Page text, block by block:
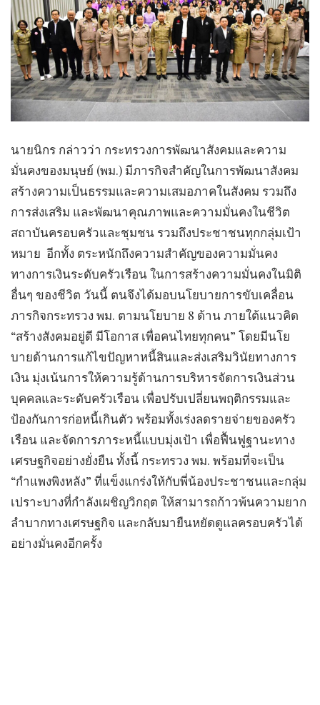
นายนิกร กล่าวว่า กระทรวงการพัฒนาสังคมและความ
มั่นคงของมนุษย์ (พม.) มีภารกิจสำคัญในการพัฒนาสังคม
สร้างความเป็นธรรมและความเสมอภาคในสังคม รวมถึง
การส่งเสริม และพัฒนาคุณภาพและความมั่นคงในชีวิต
สถาบันครอบครัวและชุมชน รวมถึงประชาชนทุกกลุ่มเป้า
หมาย อีกทั้ง ตระหนักถึงความสำคัญของความมั่นคง
ทางการเงินระดับครัวเรือน ในการสร้างความมั่นคงในมิติ
อื่นๆ ของชีวิต วันนี้ ตนจึงได้มอบนโยบายการขับเคลื่อน
ภารกิจกระทรวง พม. ตามนโยบาย 8 ด้าน ภายใต้แนวคิด
“สร้างสังคมอยู่ดี มีโอกาส เพื่อคนไทยทุกคน” โดยมีนโย
บายด้านการแก้ไขปัญหาหนี้สินและส่งเสริมวินัยทางการ
เงิน มุ่งเน้นการให้ความรู้ด้านการบริหารจัดการเงินส่วน
บุคคลและระดับครัวเรือน เพื่อปรับเปลี่ยนพฤติกรรมและ
ป้องกันการก่อหนี้เกินตัว พร้อมทั้งเร่งลดรายจ่ายของครัว
เรือน และจัดการภาระหนี้แบบมุ่งเป้า เพื่อฟื้นฟูฐานะทาง
เศรษฐกิจอย่างยั่งยืน ทั้งนี้ กระทรวง พม. พร้อมที่จะเป็น
“กำแพงพิงหลัง” ที่แข็งแกร่งให้กับพี่น้องประชาชนและกลุ่ม
เปราะบางที่กำลังเผชิญวิกฤต ให้สามารถก้าวพ้นความยาก
ลำบากทางเศรษฐกิจ และกลับมายืนหยัดดูแลครอบครัวได้
อย่างมั่นคงอีกครั้ง